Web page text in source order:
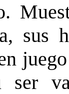
sus
ser